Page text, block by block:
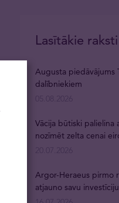
Lasītākie raksti
Augusta piedāvājums
dalībniekiem
Vācija būtiski palielina
nozīmēt zelta cenai
20.07.2026
Argor-Heraeus pirmo
atjauno savu